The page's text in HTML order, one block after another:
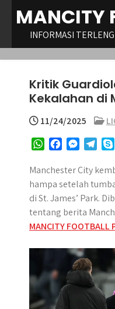
content
MANCITY
INFORMASI
Kritik
Kekalahan di
11/24/2025
W
a
t
s
A
p
p
c
e
b
o
o
k
s
s
e
n
g
e
r
l
e
g
r
a
m
Manchester City
hampa setelah
di St. James’ Park.
tentang berita
MANCITY FOOTBALL